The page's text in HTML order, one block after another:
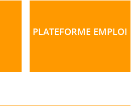
PLATEFORME EMPLOI